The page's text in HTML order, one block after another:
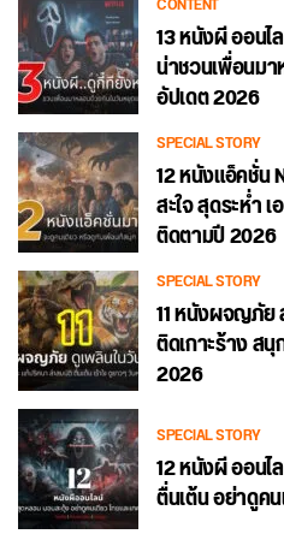
13 หนังผี ออน
น่าชวนเพื่อนม
อัปเดต 2026
SPECIAL STORY
12 หนังแอ็คชั่น
สะใจ สุดระห่ำ
ติดตามปี 2026
SPECIAL STORY
11 หนังผจญภั
ติดเกาะร้าง ส
2026
SPECIAL STORY
12 หนังผี ออน
ตื่นเต้น อย่าดูค